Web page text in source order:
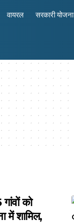
वायरल सरकारी योजना
को
में शामिल,